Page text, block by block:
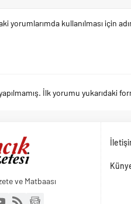
yorumlarımda kullanılması için
İlk yorumu yukarıdaki
ve Matbaası